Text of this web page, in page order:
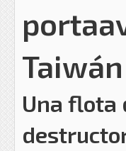
Taiwán
Una flota